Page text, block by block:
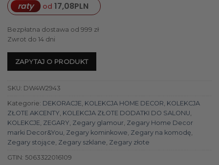
raty od 17,08PLN
Bezpłatna dostawa od 999 zł
Zwrot do 14 dni
ZAPYTAJ O PRODUKT
SKU: DW4W2943
Kategorie: DEKORACJE, KOLEKCJA HOME DECOR, KOLEKCJA
ZŁOTE AKCENTY, KOLEKCJA ZŁOTE DODATKI DO SALONU,
KOLEKCJE, ZEGARY, Zegary glamour, Zegary Home Decor
marki Decor&You, Zegary kominkowe, Zegary na komodę,
Zegary stojące, Zegary szklane, Zegary złote
GTIN: 5063322016109